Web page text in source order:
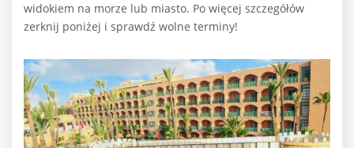
widokiem na morze lub miasto. Po więcej szczegółów
zerknij poniżej i sprawdź wolne terminy!